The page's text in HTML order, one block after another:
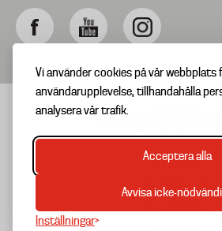
Vi använder cookies på vår
användarupplevelse, tillhandahålla
analysera vår trafik.
Acceptera alla
Avvisa icke-
Inställningar
Footer
menu
TIPSA OSS
OM TESTFAKTA
NYHETSBREV